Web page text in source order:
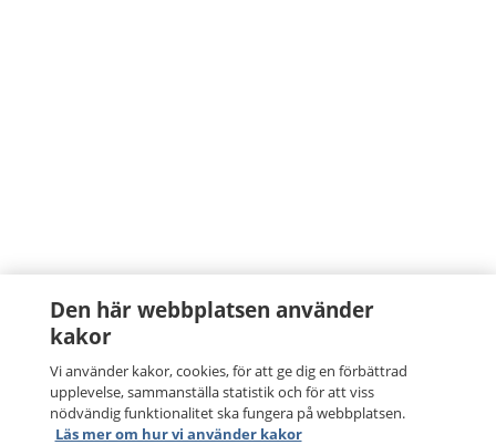
Den här webbplatsen använder
kakor
Vi använder kakor, cookies, för att ge dig en förbättrad
upplevelse, sammanställa statistik och för att viss
nödvändig funktionalitet ska fungera på webbplatsen.
Läs mer om hur vi använder kakor